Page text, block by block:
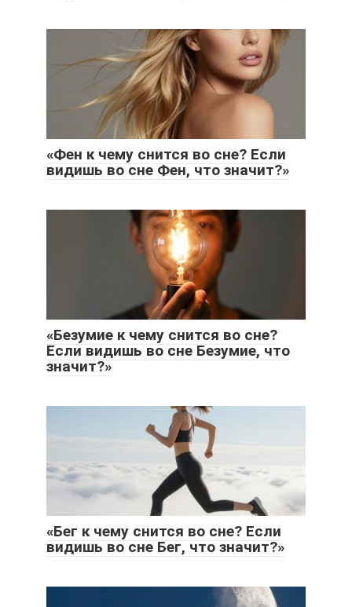
«Фен к чему снится во сне? Если
видишь во сне Фен, что значит?»
«Безумие к чему снится во сне?
Если видишь во сне Безумие, что
значит?»
«Бег к чему снится во сне? Если
видишь во сне Бег, что значит?»